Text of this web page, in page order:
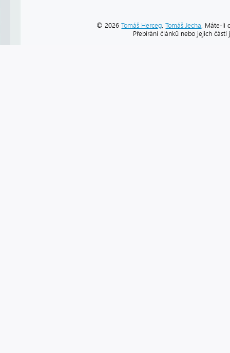
© 2026Tomáš Herceg,Tomáš Jecha. Máte-li
Přebírání článků nebo jejich